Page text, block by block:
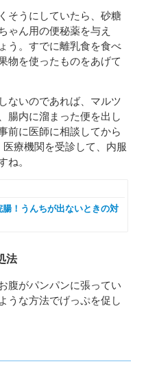
そうにしていたら、砂糖
ゃん用の便秘薬を与え
う。すでに離乳食を食べ
物を使ったものをあげて
ないのであれば、マルツ
腸内に溜まった便を出し
前に医師に相談してから
療機関を受診して、内服
ね。
！うんちが出ないときの対
法
腹がパンパンに張ってい
うな方法でげっぷを促し